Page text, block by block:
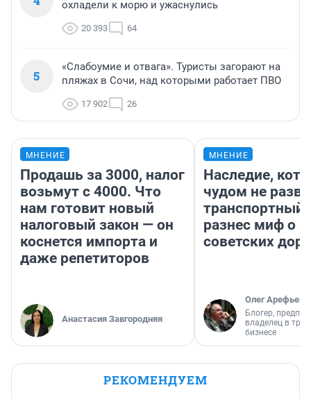
охладели к морю и ужаснулись
20 393 64
5
«Слабоумие и отвага». Туристы загорают на
пляжах в Сочи, над которыми работает ПВО
17 902 26
МНЕНИЕ
Продашь за 3000, налог
возьмут с 4000. Что
нам готовит новый
налоговый закон — он
коснется импорта и
даже репетиторов
Анастасия Завгородняя
МНЕНИЕ
Наследие,
чудом не
транспортный
разнес миф о
советских
Олег Арефьев
Блогер,
владелец в
бизнесе
РЕКОМЕНДУЕМ